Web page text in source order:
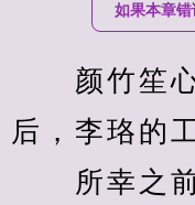
如果本章
颜竹笙心
后，李珞的
所幸之前